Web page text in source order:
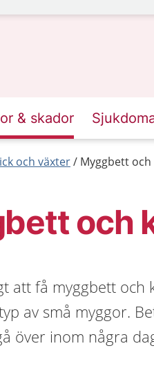
& skador
och växter Myggbett
och
att få myggbett
av små myggor.
över inom några